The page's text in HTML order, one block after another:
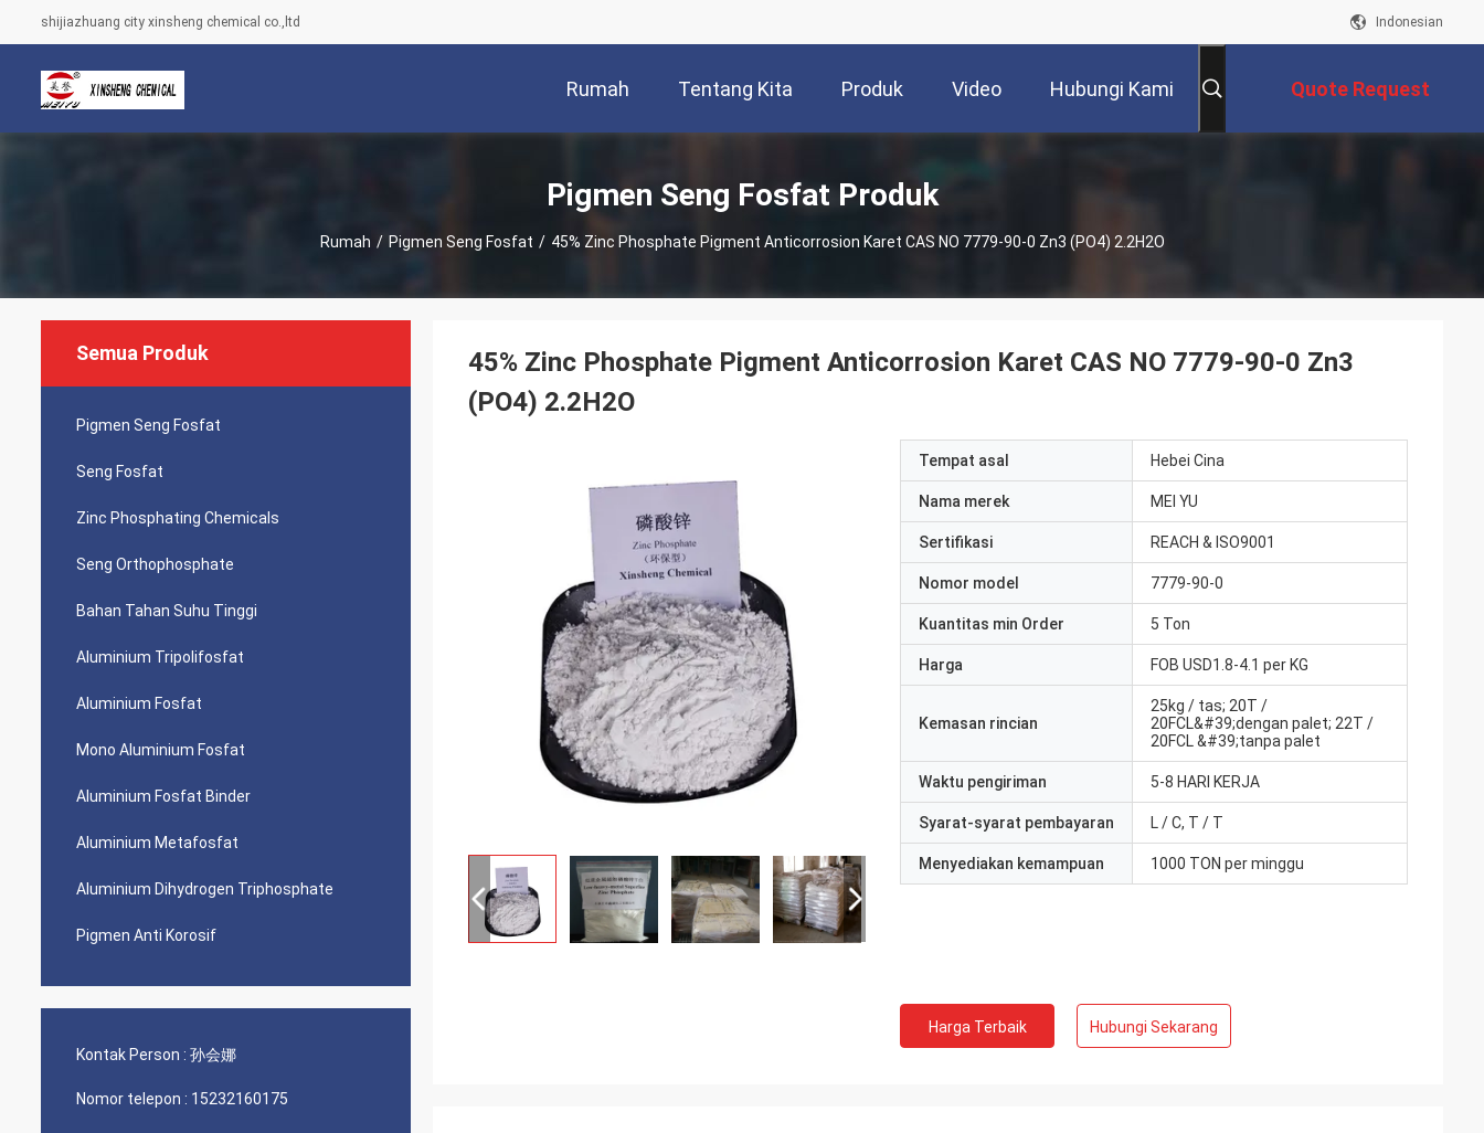
shijiazhuang city xinsheng chemical co.,ltd Indonesian
Rumah Tentang Kita Produk Video Hubungi Kami Quote Request
Pigmen Seng Fosfat Produk
Rumah / Pigmen Seng Fosfat / 45% Zinc Phosphate Pigment Anticorrosion Karet CAS NO 7779-90-0 Zn3 (PO4) 2.2H2O
Semua Produk
Pigmen Seng Fosfat
Seng Fosfat
Zinc Phosphating Chemicals
Seng Orthophosphate
Bahan Tahan Suhu Tinggi
Aluminium Tripolifosfat
Aluminium Fosfat
Mono Aluminium Fosfat
Aluminium Fosfat Binder
Aluminium Metafosfat
Aluminium Dihydrogen Triphosphate
Pigmen Anti Korosif
Kontak Person : 孙会娜
Nomor telepon : 15232160175
45% Zinc Phosphate Pigment Anticorrosion Karet CAS NO 7779-90-0 Zn3
(PO4) 2.2H2O
Tempat asal Hebei Cina
Nama merek MEI YU
Sertifikasi REACH & ISO9001
Nomor model 7779-90-0
Kuantitas min Order 5 Ton
Harga FOB USD1.8-4.1 per KG
Kemasan rincian
25kg / tas; 20T /
20FCL&#39;dengan palet; 22T /
20FCL &#39;tanpa palet
Waktu pengiriman 5-8 HARI KERJA
Syarat-syarat pembayaran L / C, T / T
Menyediakan kemampuan 1000 TON per minggu
Harga Terbaik Hubungi Sekarang